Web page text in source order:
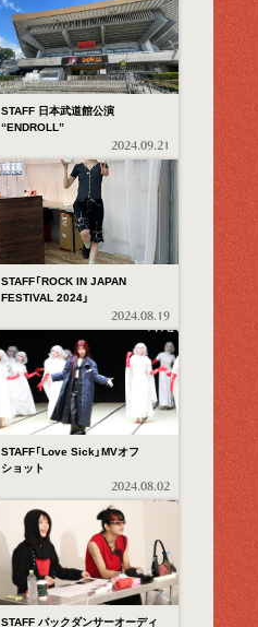
STAFF 日本武道館公演
“ENDROLL”
2024.09.21
STAFF「ROCK IN JAPAN
FESTIVAL 2024」
2024.08.19
STAFF「Love Sick」MVオフ
ショット
2024.08.02
STAFF バックダンサーオーディ